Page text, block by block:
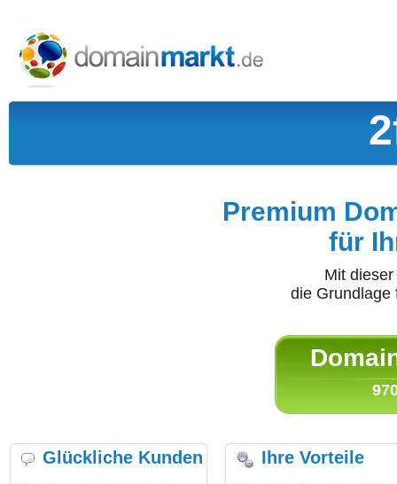
Premium
für
Mit
die
Glückliche Kunden Ihre Vorteile